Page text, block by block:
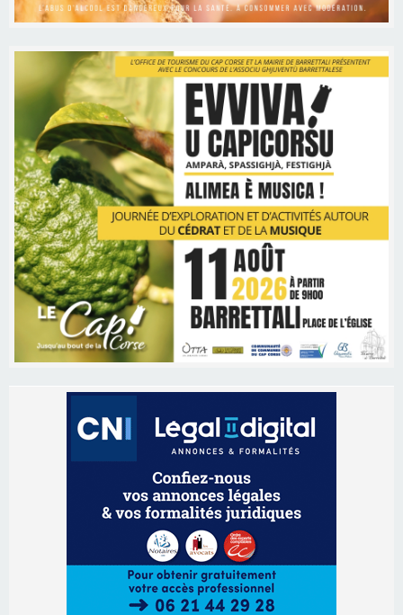
Les brèves
Festa di l’Associi Curtinesi le 13 septembre
Ucciani – Marché des producteurs à Cruculi le